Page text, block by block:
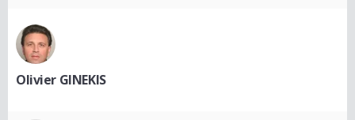
Olivier GINEKIS